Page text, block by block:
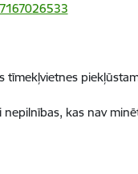
tīmekļvietnes
kas nav